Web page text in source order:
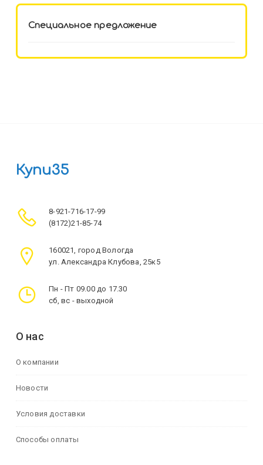
Специальное предложение
Купи35
8-921-716-17-99
(8172)21-85-74
160021, город Вологда
ул. Александра Клубова, 25к5
Пн - Пт 09.00 до 17.30
сб, вс - выходной
О нас
О компании
Новости
Условия доставки
Способы оплаты